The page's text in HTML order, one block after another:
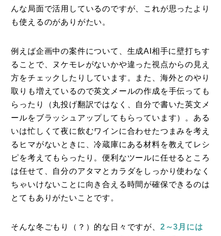
コラム
特集
トピックス
Photos
運営会社
登録
お問い合わせ
んな局面で活用しているのですが、これが思ったより
も使えるのがありがたい。
例えば企画中の案件について、生成AI相手に壁打ちす
ることで、ヌケモレがないかや違った視点からの見え
方をチェックしたりしています。また、海外とのやり
取りも増えているので英文メールの作成を手伝っても
らったり（丸投げ翻訳ではなく、自分で書いた英文メ
ールをブラッシュアップしてもらっています）。ある
いは忙しくて夜に飲むワインに合わせたつまみを考え
るヒマがないときに、冷蔵庫にある材料を教えてレシ
ピを考えてもらったり。便利なツールに任せるところ
は任せて、自分のアタマとカラダをしっかり使わなく
ちゃいけないことに向き合える時間が確保できるのは
とてもありがたいことです。
そんな冬ごもり（？）的な日々ですが、 2～3月には